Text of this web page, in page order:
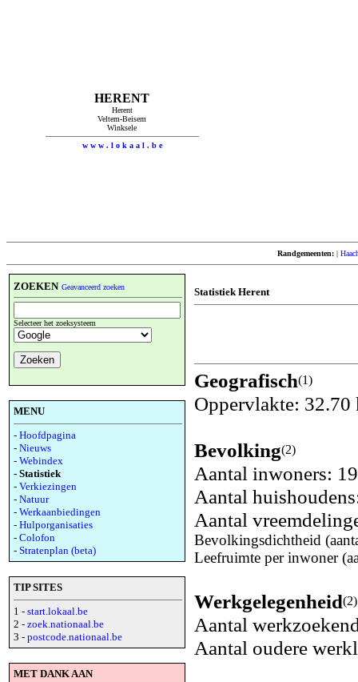
HERENT
Herent
Veltem-Beisem
Winksele
w w w . l o k a a l . b e
Randgemeenten: |
ZOEKEN Geavanceerd zoeken
Selecteer het zoeksysteem
MENU
- Hoofdpagina
- Nieuws
- Webindex
- Statistiek
- Verkiezingen
- Natuur
- Werkaanbiedingen
- Hulporganisaties
- Colofon
- Stratenplan (beta)
TIP SITES
1 - start.lokaal.be
2 - zoek.nationaal.be
3 - postcode.nationaal.be
MET DANK AAN
Statistiek Herent
Geografisch(1)
Oppervlakte: 32.70
Bevolking(2)
Aantal inwoners:
Aantal
Aantal
Bevolkingsdichtheid
Leefruimte per inwoner
Werkgelegenheid(2)
Aantal
Aantal oudere